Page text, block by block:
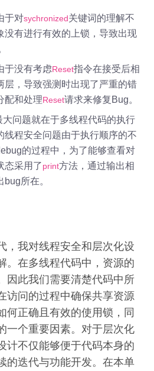
于对sychronized关键词的理解不
没有进行有效的上锁，导致出现
于没有考虑Reset指令在接受后相
层，导致强测时出现了严重的错
配和处理Reset请求来修复Bug。
问题就在于多线程代码的执行
线程安全问题由于执行顺序的不
的过程中，为了能够查看对
态采用了print方法，通过输出相
所在。
，我对线程安全和层次化设
。在多线程代码中，资源的
因此我们需要清楚代码中所
访问的过程中确保共享资源
何正确且有效的使用锁，同
一个重要因素。对于层次化
计不仅能够便于代码本身的
的迭代与功能开发。在本单